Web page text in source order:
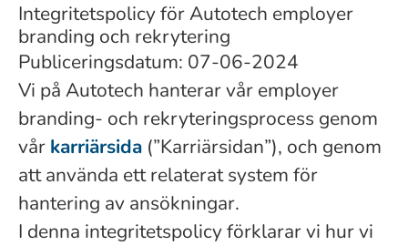
Integritetspolicy för Autotech employer
branding och rekrytering
Publiceringsdatum: 07-06-2024
Vi på Autotech hanterar vår employer
branding- och rekryteringsprocess genom
vår karriärsida (”Karriärsidan”), och genom
att använda ett relaterat system för
hantering av ansökningar.
I denna integritetspolicy förklarar vi hur vi